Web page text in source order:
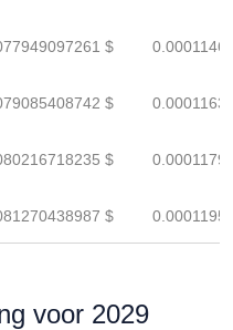
$
$
$
$
voor 2029